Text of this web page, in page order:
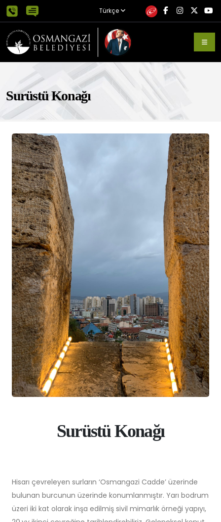
Türkçe
Surüstü Konağı
Surüstü Konağı
Hisarı çevreleyen surların ‘Osmangazi Cadde’ üzerinde
bulunan burcunun üzerinde konumlanmıştır. Yarı bodrum
üzeri iki kat olarak inşa edilmiş sivil mimarlık örneği yapıyı,